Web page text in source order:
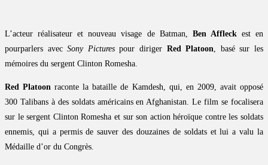
L’acteur réalisateur et nouveau visage de Batman, Ben Affleckest en
pourparlers avecSony Picturespour diriger Red Platoon, basé sur les
mémoires du sergent Clinton Romesha.
Red Platoon raconte la bataille de Kamdesh, qui, en 2009, avait opposé
300 Talibans à des soldats américains en Afghanistan. Le film se focalisera
sur le sergent Clinton Romesha et sur son action héroïque contre les soldats
ennemis, qui a permis de sauver des douzaines de soldats et lui a valu la
Médaille d’or du Congrès.